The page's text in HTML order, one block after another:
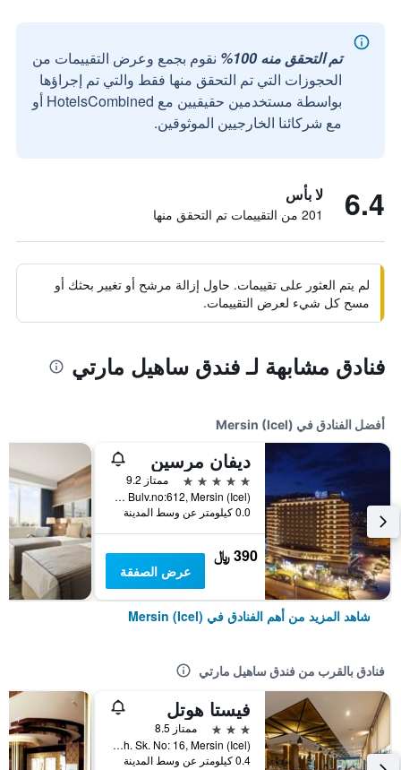
تم التحقق منه 100%
نقوم بجمع وعرض التقييمات من
الحجوزات التي تم التحقق منها فقط والتي تم إجراؤها
بواسطة مستخدمين حقيقيين مع HotelsCombined أو
مع شركائنا الخارجيين الموثوقين.
6.4 لا بأس
201 من التقييمات تم التحقق منها
لم يتم العثور على تقييمات. حاول إزالة مرشح أو تغيير بحثك أو
مسح كل شيء لعرض التقييمات.
فنادق مشابهة لـ فندق ساهيل مارتي
أفضل الفنادق في Mersin (Icel)
ديفان مرسين
5 نجوم
ممتاز 9.2
Akkent mh.Gmk Bulv.no:612, Mersin (Icel), تركيا
0.0 كيلومتر عن وسط المدينة
390 ﷼
عرض الصفقة
شاهد المزيد من أهم الفنادق في Mersin (Icel)
فنادق بالقرب من فندق ساهيل مارتي
فيستا هوتل
3 نجوم
ممتاز 8.5
Akdeniz Mah. Sk. No: 16, Mersin (Icel), تركيا
0.4 كيلومتر عن وسط المدينة